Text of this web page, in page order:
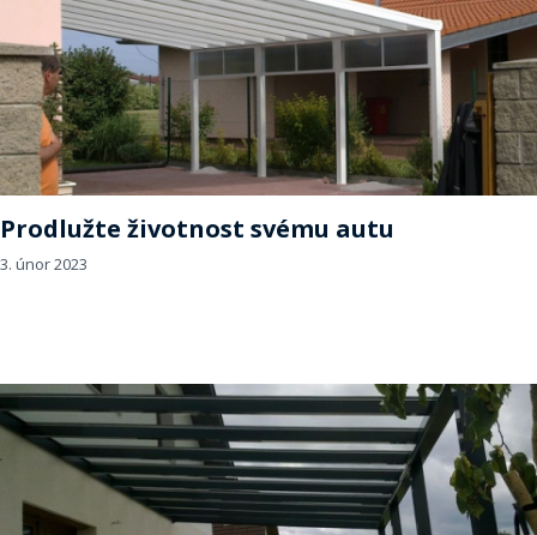
Prodlužte životnost svému autu
3. únor 2023